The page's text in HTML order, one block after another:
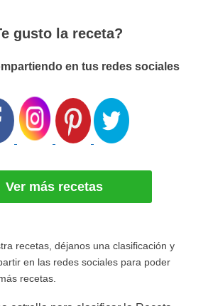
gusto la receta?
en tus redes sociales
Ver más recetas
recetas, déjanos una clasificación y
en las redes sociales para poder
recetas.